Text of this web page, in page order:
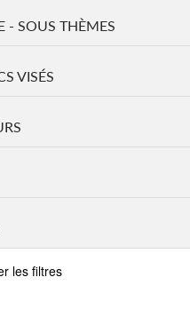
- SOUS THÈMES
VISÉS
les filtres